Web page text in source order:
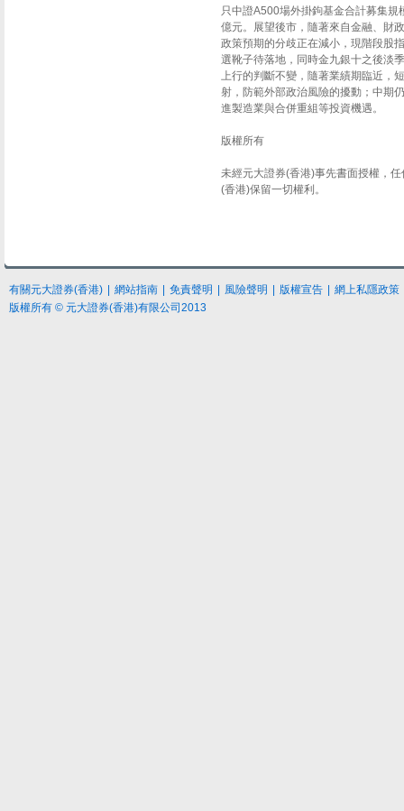
只中證A500場外掛鉤基金合計募集
億元。展望後市，隨著來自金融、財
政策預期的分歧正在減小，現階段股
選靴子待落地，同時金九銀十之後淡
上行的判斷不變，隨著業績期臨近，
射，防範外部政治風險的擾動；中期
進製造業與合併重組等投資機遇。
版權所有
未經元大證券(香港)事先書面授權，
(香港)保留一切權利。
有關元大證券(香港) 網站指南 免責聲明 風險聲明 版權宣告
網上私隱政策
版權所有 © 元大證券(香港)有限公司2013